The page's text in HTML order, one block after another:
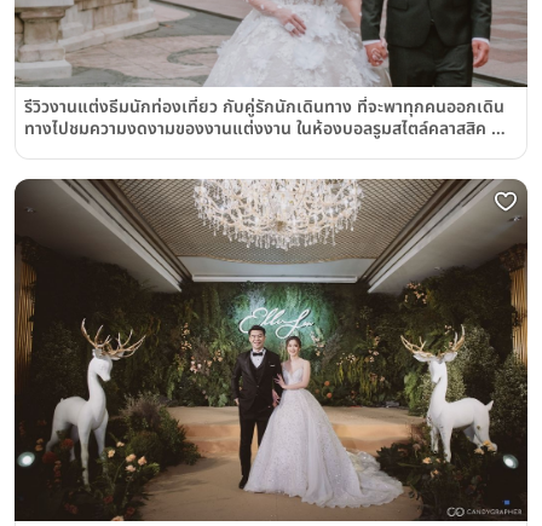
รีวิวงานแต่งธีมนักท่องเที่ยว กับคู่รักนักเดินทาง ที่จะพาทุกคนออกเดิน
ทางไปชมความงดงามของงานแต่งงาน ในห้องบอลรูมสไตล์คลาสสิค ณ